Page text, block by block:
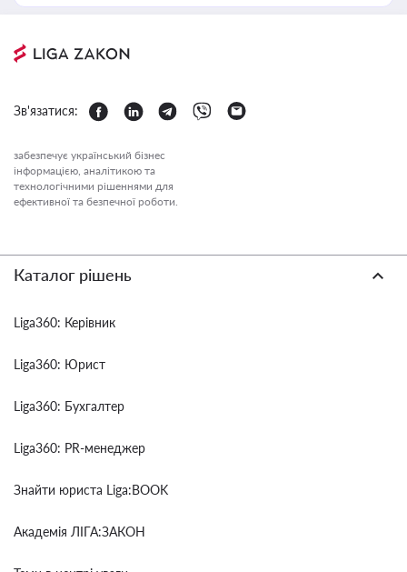
Зв'язатися:
забезпечує український бізнес
інформацією, аналітикою та
технологічними рішеннями для
ефективної та безпечної роботи.
Каталог рішень
Liga360: Керівник
Liga360: Юрист
Liga360: Бухгалтер
Liga360: PR-менеджер
Знайти юриста Liga:BOOK
Академія ЛІГА:ЗАКОН